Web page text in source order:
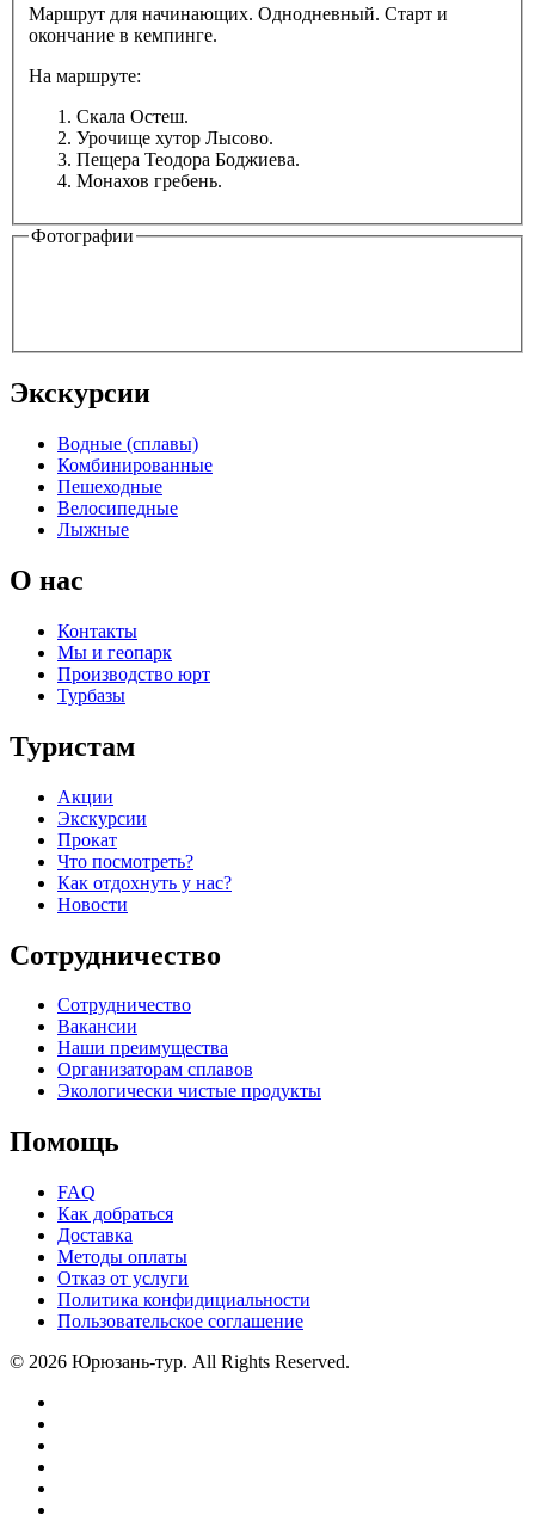
Маршрут для начинающих. Однодневный. Старт и
окончание в кемпинге.
На маршруте:
Скала Остеш.
Урочище хутор Лысово.
Пещера Теодора Боджиева.
Монахов гребень.
Фотографии
Экскурсии
Водные (сплавы)
Комбинированные
Пешеходные
Велосипедные
Лыжные
О нас
Контакты
Мы и геопарк
Производство юрт
Турбазы
Туристам
Акции
Экскурсии
Прокат
Что посмотреть?
Как отдохнуть у нас?
Новости
Сотрудничество
Сотрудничество
Вакансии
Наши преимущества
Организаторам сплавов
Экологически чистые продукты
Помощь
FAQ
Как добраться
Доставка
Методы оплаты
Отказ от услуги
Политика конфидициальности
Пользовательское соглашение
© 2026 Юрюзань-тур. All Rights Reserved.